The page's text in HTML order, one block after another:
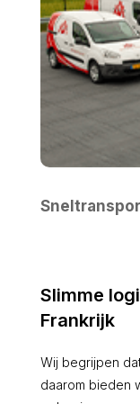
Slimme
Frankrijk
Wij begrijpen
daarom bieden